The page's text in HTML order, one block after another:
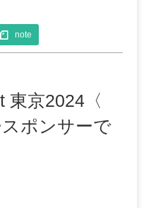
note
東京2024〈
ポンサーで